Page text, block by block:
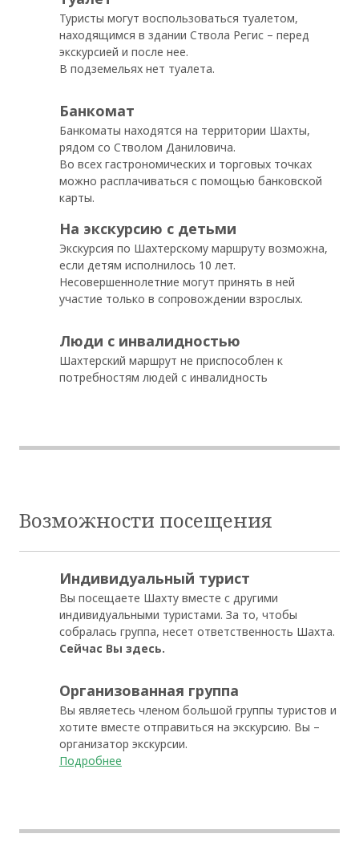
Туристы могут воспользоваться туалетом,
находящимся в здании Ствола Регис – перед
экскурсией и после неe.
В подземельях нет туалета.
Банкомат
Банкоматы находятся на территории Шахты,
рядом со Стволом Даниловича.
Во всех гастрономических и торговых точках
можно расплачиваться с помощью банковской
карты.
На экскурсию с детьми
Экскурсия по Шахтерскому маршруту возможна,
если детям исполнилось 10 лет.
Несовершеннолетние могут принять в ней
участие только в сопровождении взрослых.
Люди с инвалидностью
Шахтерский маршрут не приспособлен к
потребностям людей с инвалидность
Возможности посещения
Индивидуальный турист
Вы посещаете Шахту вместе с другими
индивидуальными туристами. За то, чтобы
собралась группа, несет ответственность Шахта.
Сейчас Вы здесь.
Организованная группа
Вы являетесь членом большой группы туристов и
хотите вместе отправиться на экскурсию. Вы –
организатор экскурсии.
Подробнее